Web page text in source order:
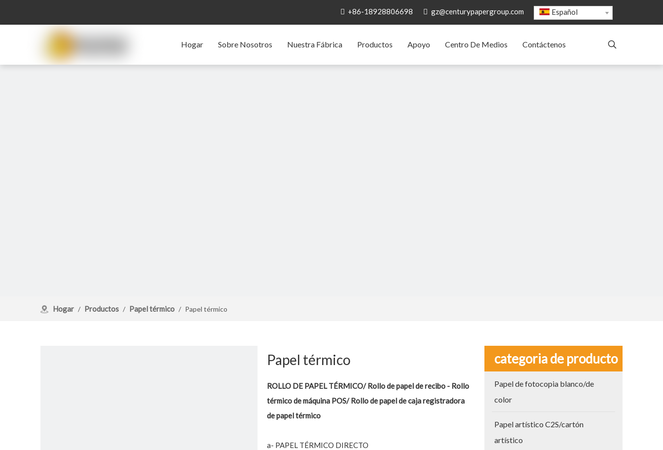
 +86-18928806698  gz@centurypapergroup.com Español
Hogar Sobre Nosotros Nuestra Fábrica Productos Apoyo Centro De Medios Contáctenos
Hogar / Productos / Papel térmico / Papel térmico
Papel térmico
ROLLO DE PAPEL TÉRMICO/ Rollo de papel de recibo - Rollo
térmico de máquina POS/ Rollo de papel de caja registradora
de papel térmico
a- PAPEL TÉRMICO DIRECTO
categoria de producto
Papel de fotocopia blanco/de
color
Papel artístico C2S/cartón
artístico